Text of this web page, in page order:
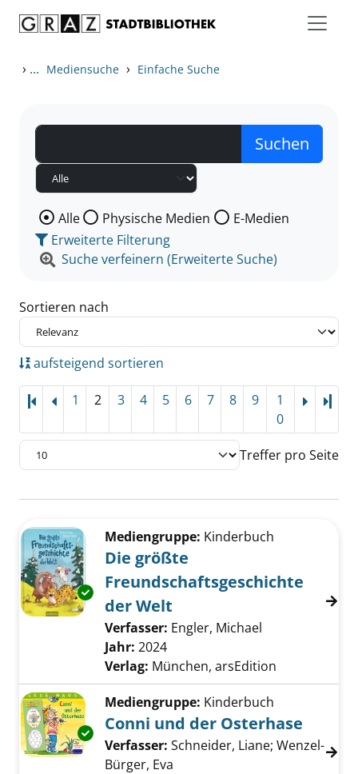
› ... Mediensuche › Einfache Suche
Wählen Sie die Medienart nach der Sie suchen wollen.
Alle Physische Medien
E-Medien
Erweiterte Filterung
Suche verfeinern (Erweiterte Suche)
Sortieren nach
aufsteigend sortieren
1 2 3 4 5 6 7 8 9
1
0
Treffer pro Seite
Zu den Suchfiltern springen
Exemplar-Details von Die größte
Mediengruppe: Kinderbuch
Die größte
Freundschaftsgeschichte
der Welt
Verfasser: Engler, Michael
Jahr: 2024
Verlag: München, arsEdition
Exemplar-Details von Conni und der
Mediengruppe: Kinderbuch
Conni und der Osterhase
Verfasser: Schneider, Liane; Wenzel-
Bürger, Eva